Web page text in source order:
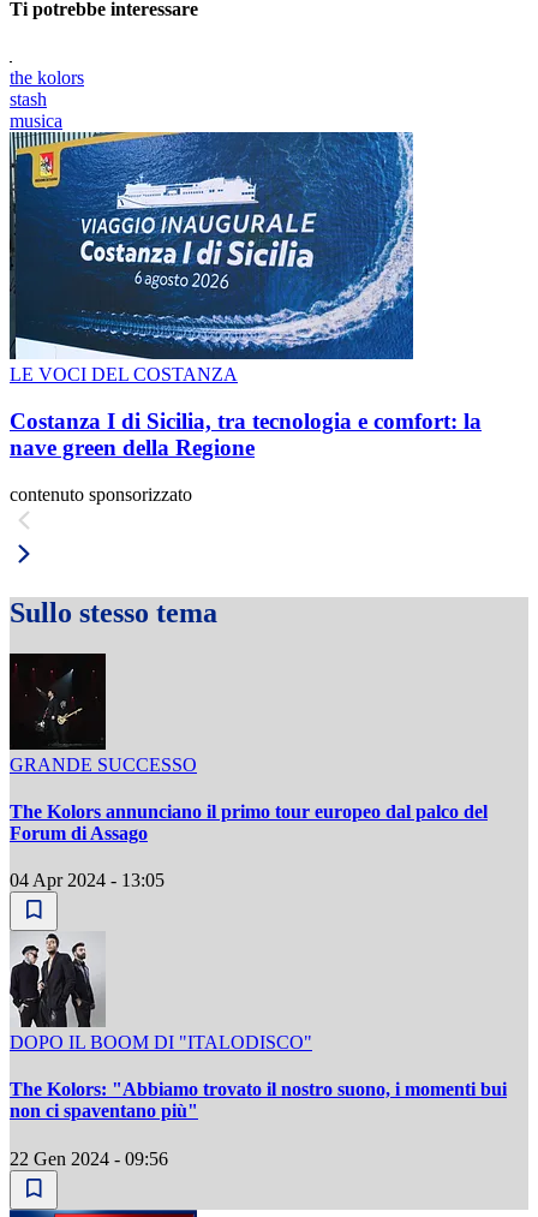
Ti potrebbe interessare
the kolors
stash
musica
LE VOCI DEL COSTANZA
Costanza I di Sicilia, tra tecnologia e comfort: la
nave green della Regione
contenuto sponsorizzato
Sullo stesso tema
GRANDE SUCCESSO
The Kolors annunciano il primo tour europeo dal palco del
Forum di Assago
04 Apr 2024 - 13:05
DOPO IL BOOM DI "ITALODISCO"
The Kolors: "Abbiamo trovato il nostro suono, i momenti bui
non ci spaventano più"
22 Gen 2024 - 09:56